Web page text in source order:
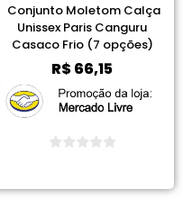
Conjunto Moletom Calça
Unissex Paris Canguru
Casaco Frio (7 opções)
R$66,15